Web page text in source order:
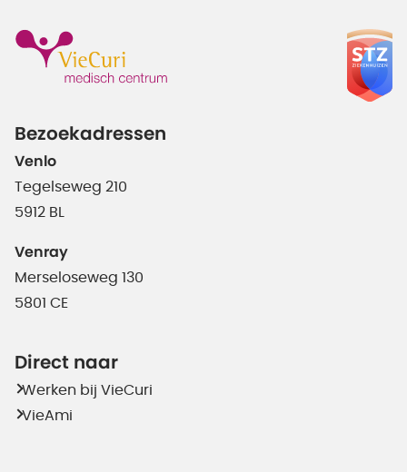
Bezoekadressen
Venlo
Tegelseweg 210
5912 BL
Venray
Merseloseweg 130
5801 CE
Direct naar
Werken bij VieCuri
VieAmi